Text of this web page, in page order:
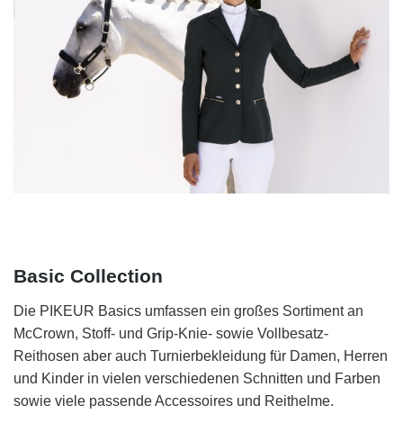
Basic Collection
Die PIKEUR Basics umfassen ein großes Sortiment an
McCrown, Stoff- und Grip-Knie- sowie Vollbesatz-
Reithosen aber auch Turnierbekleidung für Damen, Herren
und Kinder in vielen verschiedenen Schnitten und Farben
sowie viele passende Accessoires und Reithelme.